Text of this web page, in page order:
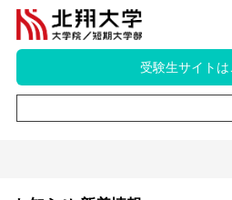
受験生サイトは